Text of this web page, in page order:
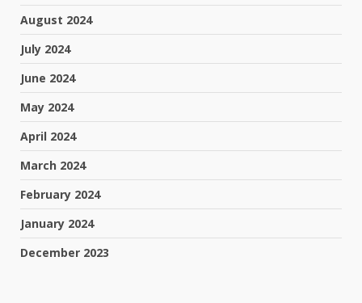
August 2024
July 2024
June 2024
May 2024
April 2024
March 2024
February 2024
January 2024
December 2023